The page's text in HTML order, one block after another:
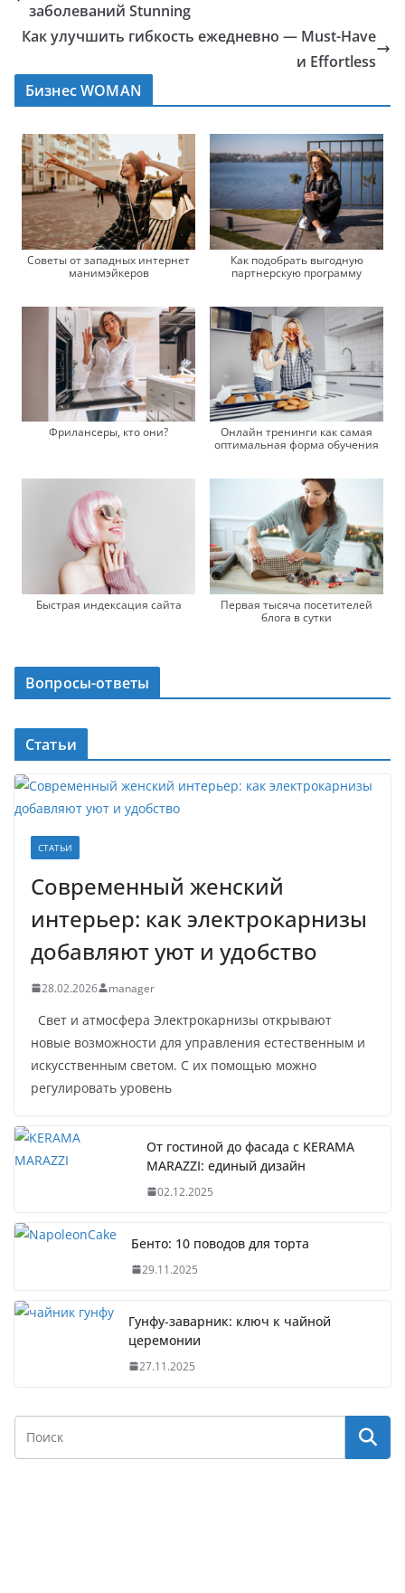
заболеваний Stunning
Как улучшить гибкость ежедневно — Must-Have
и Effortless
Бизнес WOMAN
Советы от западных интернет
манимэйкеров
Как подобрать выгодную
партнерскую программу
Фрилансеры, кто они?
Онлайн тренинги как самая
оптимальная форма обучения
Быстрая индексация сайта
Первая тысяча посетителей
блога в сутки
Вопросы-ответы
Статьи
СТАТЬИ
Современный женский
интерьер: как электрокарнизы
добавляют уют и удобство
28.02.2026 manager
Свет и атмосфера Электрокарнизы открывают
новые возможности для управления естественным и
искусственным светом. С их помощью можно
регулировать уровень
От гостиной до фасада с KERAMA
MARAZZI: единый дизайн
02.12.2025
Бенто: 10 поводов для торта
29.11.2025
Гунфу-заварник: ключ к чайной
церемонии
27.11.2025